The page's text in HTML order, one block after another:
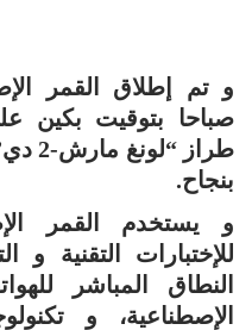
صباحا بتوقيت بكين
طراز
بنجاح.
و يستخدم القمر
للإختبارات التقنية
النطاق المباشر
الإصطناعية، و